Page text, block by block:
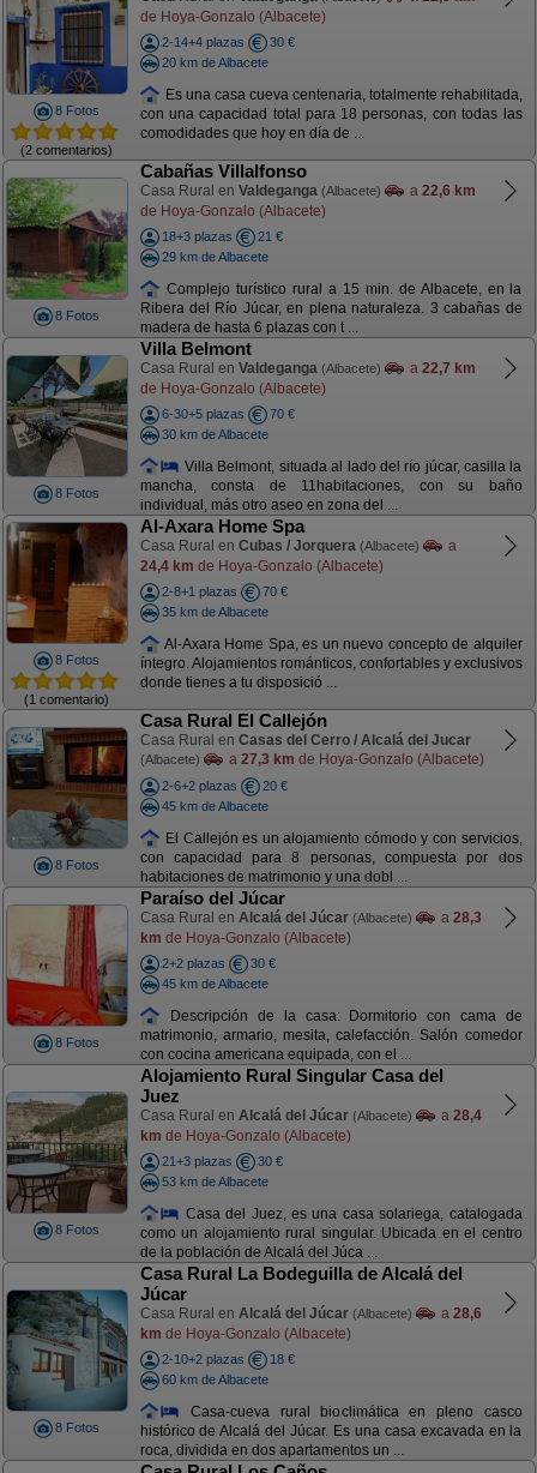
8 Fotos
(2 comentarios)
de Hoya-Gonzalo (Albacete)
2-14+4 plazas
30 €
20 km de Albacete
Es una casa cueva centenaria, totalmente rehabilitada,
con una capacidad total para 18 personas, con todas las
comodidades que hoy en día de ...
8 Fotos
Cabañas Villalfonso
Casa Rural en Valdeganga (Albacete) a 22,6 km
de Hoya-Gonzalo (Albacete)
18+3 plazas
21 €
29 km de Albacete
Complejo turístico rural a 15 min. de Albacete, en la
Ribera del Río Júcar, en plena naturaleza. 3 cabañas de
madera de hasta 6 plazas con t ...
8 Fotos
Villa Belmont
Casa Rural en Valdeganga (Albacete) a 22,7 km
de Hoya-Gonzalo (Albacete)
6-30+5 plazas
70 €
30 km de Albacete
Villa Belmont, situada al lado del río júcar, casilla la
mancha, consta de 11habitaciones, con su baño
individual, más otro aseo en zona del ...
8 Fotos
(1 comentario)
Al-Axara Home Spa
Casa Rural en Cubas / Jorquera (Albacete)
a
24,4 km de Hoya-Gonzalo (Albacete)
2-8+1 plazas
70 €
35 km de Albacete
Al-Axara Home Spa, es un nuevo concepto de alquiler
íntegro. Alojamientos románticos, confortables y exclusivos
donde tienes a tu disposició ...
8 Fotos
Casa Rural El Callejón
Casa Rural en Casas del Cerro / Alcalá del Jucar
(Albacete) a 27,3 km de Hoya-Gonzalo (Albacete)
2-6+2 plazas
20 €
45 km de Albacete
El Callejón es un alojamiento cómodo y con servicios,
con capacidad para 8 personas, compuesta por dos
habitaciones de matrimonio y una dobl ...
8 Fotos
Paraíso del Júcar
Casa Rural en Alcalá del Júcar (Albacete) a 28,3
km de Hoya-Gonzalo (Albacete)
2+2 plazas
30 €
45 km de Albacete
Descripción de la casa: Dormitorio con cama de
matrimonio, armario, mesita, calefacción. Salón comedor
con cocina americana equipada, con el ...
8 Fotos
Alojamiento Rural Singular Casa del
Juez
Casa Rural en Alcalá del Júcar (Albacete) a 28,4
km de Hoya-Gonzalo (Albacete)
21+3 plazas
30 €
53 km de Albacete
Casa del Juez, es una casa solariega, catalogada
como un alojamiento rural singular. Ubicada en el centro
de la población de Alcalá del Júca ...
8 Fotos
Casa Rural La Bodeguilla de Alcalá del
Júcar
Casa Rural en Alcalá del Júcar (Albacete) a 28,6
km de Hoya-Gonzalo (Albacete)
2-10+2 plazas
18 €
60 km de Albacete
Casa-cueva rural bioclimática en pleno casco
histórico de Alcalá del Júcar. Es una casa excavada en la
roca, dividida en dos apartamentos un ...